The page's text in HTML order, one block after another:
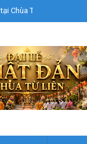
Chùa Từ Liên | Chủ